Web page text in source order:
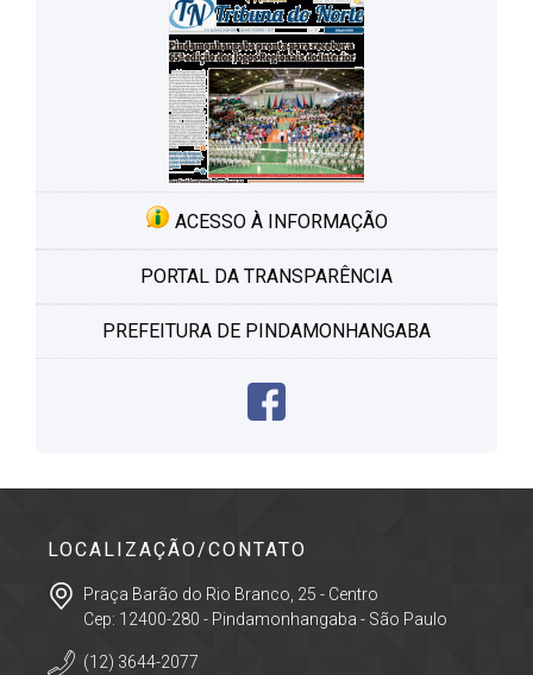
ACESSO À INFORMAÇÃO
PORTAL DA TRANSPARÊNCIA
PREFEITURA DE PINDAMONHANGABA
LOCALIZAÇÃO/CONTATO
Praça Barão do Rio Branco, 25 - Centro
Cep: 12400-280 - Pindamonhangaba - São Paulo
(12) 3644-2077